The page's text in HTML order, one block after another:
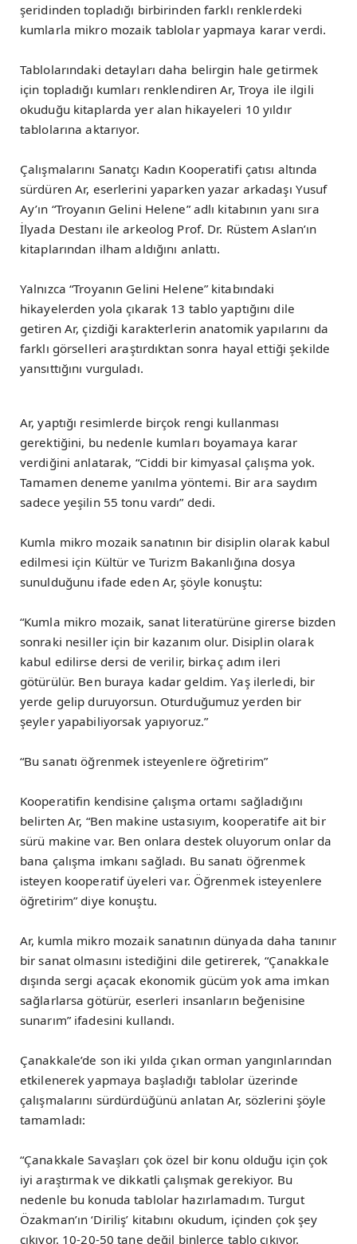
şeridinden topladığı birbirinden farklı renklerdeki
kumlarla mikro mozaik tablolar yapmaya karar verdi.
Tablolarındaki detayları daha belirgin hale getirmek
için topladığı kumları renklendiren Ar, Troya ile ilgili
okuduğu kitaplarda yer alan hikayeleri 10 yıldır
tablolarına aktarıyor.
Çalışmalarını Sanatçı Kadın Kooperatifi çatısı altında
sürdüren Ar, eserlerini yaparken yazar arkadaşı Yusuf
Ay’ın “Troyanın Gelini Helene” adlı kitabının yanı sıra
İlyada Destanı ile arkeolog Prof. Dr. Rüstem Aslan’ın
kitaplarından ilham aldığını anlattı.
Yalnızca “Troyanın Gelini Helene” kitabındaki
hikayelerden yola çıkarak 13 tablo yaptığını dile
getiren Ar, çizdiği karakterlerin anatomik yapılarını da
farklı görselleri araştırdıktan sonra hayal ettiği şekilde
yansıttığını vurguladı.
Ar, yaptığı resimlerde birçok rengi kullanması
gerektiğini, bu nedenle kumları boyamaya karar
verdiğini anlatarak, “Ciddi bir kimyasal çalışma yok.
Tamamen deneme yanılma yöntemi. Bir ara saydım
sadece yeşilin 55 tonu vardı” dedi.
Kumla mikro mozaik sanatının bir disiplin olarak kabul
edilmesi için Kültür ve Turizm Bakanlığına dosya
sunulduğunu ifade eden Ar, şöyle konuştu:
“Kumla mikro mozaik, sanat literatürüne girerse bizden
sonraki nesiller için bir kazanım olur. Disiplin olarak
kabul edilirse dersi de verilir, birkaç adım ileri
götürülür. Ben buraya kadar geldim. Yaş ilerledi, bir
yerde gelip duruyorsun. Oturduğumuz yerden bir
şeyler yapabiliyorsak yapıyoruz.”
“Bu sanatı öğrenmek isteyenlere öğretirim”
Kooperatifin kendisine çalışma ortamı sağladığını
belirten Ar, “Ben makine ustasıyım, kooperatife ait bir
sürü makine var. Ben onlara destek oluyorum onlar da
bana çalışma imkanı sağladı. Bu sanatı öğrenmek
isteyen kooperatif üyeleri var. Öğrenmek isteyenlere
öğretirim” diye konuştu.
Ar, kumla mikro mozaik sanatının dünyada daha tanınır
bir sanat olmasını istediğini dile getirerek, “Çanakkale
dışında sergi açacak ekonomik gücüm yok ama imkan
sağlarlarsa götürür, eserleri insanların beğenisine
sunarım” ifadesini kullandı.
Çanakkale’de son iki yılda çıkan orman yangınlarından
etkilenerek yapmaya başladığı tablolar üzerinde
çalışmalarını sürdürdüğünü anlatan Ar, sözlerini şöyle
tamamladı:
“Çanakkale Savaşları çok özel bir konu olduğu için çok
iyi araştırmak ve dikkatli çalışmak gerekiyor. Bu
nedenle bu konuda tablolar hazırlamadım. Turgut
Özakman’ın ‘Diriliş’ kitabını okudum, içinden çok şey
çıkıyor. 10-20-50 tane değil binlerce tablo çıkıyor.